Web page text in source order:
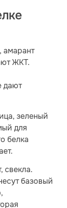
амарант
ЖКТ.
дают
зеленый
для
белка
свекла.
базовый